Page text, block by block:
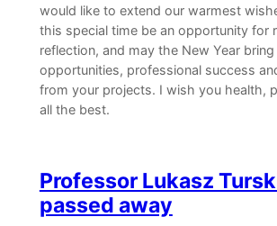
would like to extend our warmest
this special time be an opportunity for
reflection, and may the New Year bring
opportunities, professional success
from your projects. I wish you health,
all the best.
Professor Lukasz
passed away